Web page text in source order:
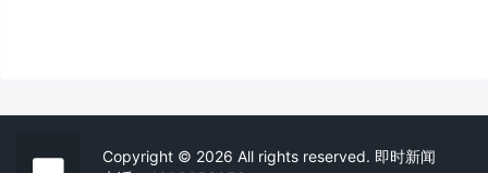
Copyright © 2026 All rights reserved. 即时新闻